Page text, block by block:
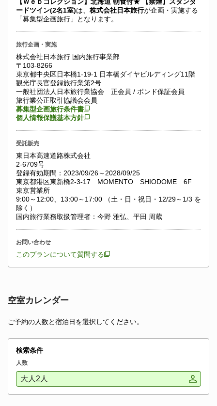
ードツイン(2名1室)は、 株式会社日本旅行が企画・実施する
「募集型企画旅行」となります。
旅行企画・実施
株式会社日本旅行 国内旅行事業部
〒103-8266
東京都中央区日本橋1-19-1 日本橋ダイヤビルディング11階
観光庁長官登録旅行業第2号
一般社団法人日本旅行業協会 正会員 / ボンド保証会員
旅行業公正取引協議会会員
募集型企画旅行条件書
個人情報保護基本方針
受託販売
東日本高速道路株式会社
2-6709号
登録有効期間：2023/09/26～2028/09/25
東京都港区東新橋2-3-17 MOMENTO SHIODOME 6F
東京営業所
9:00～12:00、13:00～17:00 （土・日・祝日・12/29～1/3 を
除く）
国内旅行業務取扱管理者：今野 雅弘、平田 周蔵
お問い合わせ
このプランについて質問する
空室カレンダー
ご予約の人数と宿泊日を選択してください。
検索条件
人数
大人2人